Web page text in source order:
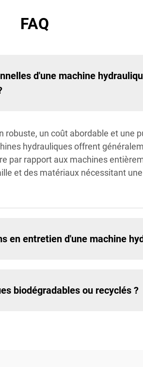
FAQ
d'une machine
un coût abordable et une
hydrauliques offrent
par rapport aux machines
et des matériaux nécessitant
en entretien d'une machine
biodégradables ou recyclés ?